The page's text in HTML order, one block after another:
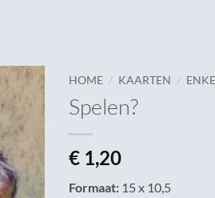
HOME / KAARTEN /
Spelen?
€ 1,20
Formaat: 15 x 10,5